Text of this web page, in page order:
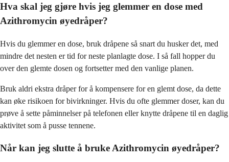
Hva skal jeg gjøre hvis jeg glemmer en dose med
Azithromycin øyedråper?
Hvis du glemmer en dose, bruk dråpene så snart du husker det, med
mindre det nesten er tid for neste planlagte dose. I så fall hopper du
over den glemte dosen og fortsetter med den vanlige planen.
Bruk aldri ekstra dråper for å kompensere for en glemt dose, da dette
kan øke risikoen for bivirkninger. Hvis du ofte glemmer doser, kan du
prøve å sette påminnelser på telefonen eller knytte dråpene til en daglig
aktivitet som å pusse tennene.
Når kan jeg slutte å bruke Azithromycin øyedråper?